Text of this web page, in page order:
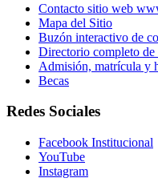
Contacto sitio web
Mapa del Sitio
Buzón interactivo de
Directorio completo de
Admisión, matrícula y
Becas
Redes Sociales
Facebook Institucional
YouTube
Instagram